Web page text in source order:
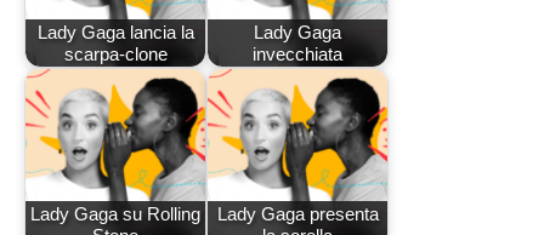
Lady Gaga lancia la
scarpa-clone
Lady Gaga
invecchiata
Lady Gaga su Rolling
Lady Gaga presenta